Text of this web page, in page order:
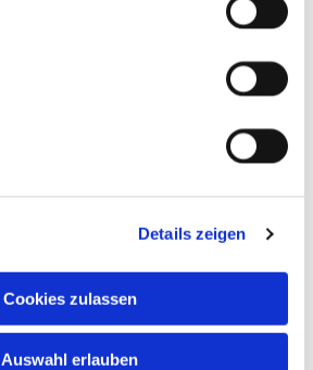
Details zeigen
Cookies zulassen
Auswahl erlauben